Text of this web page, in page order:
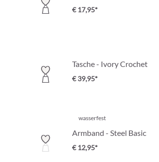
€ 17,95*
Tasche - Ivory Crochet
€ 39,95*
wasserfest
Armband - Steel Basic
€ 12,95*